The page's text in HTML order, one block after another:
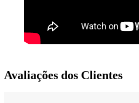
Avaliações dos Clientes